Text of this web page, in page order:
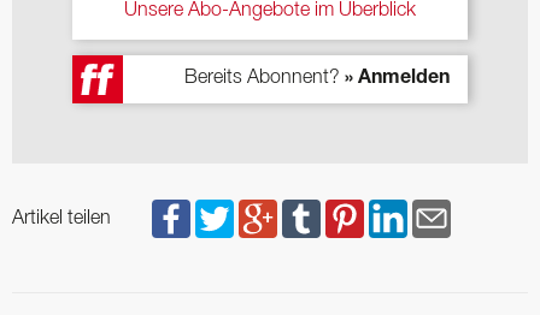
Unsere Abo-Angebote im Überblick
Bereits Abonnent? » Anmelden
Artikel teilen